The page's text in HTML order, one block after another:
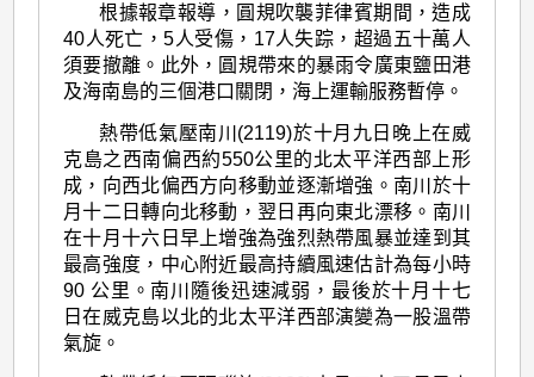
根據報章報導，圓規吹襲菲律賓期間，造成
40人死亡，5人受傷，17人失踪，超過五十萬人
須要撤離。此外，圓規帶來的暴雨令廣東鹽田港
及海南島的三個港口關閉，海上運輸服務暫停。
熱帶低氣壓南川(2119)於十月九日晚上在威
克島之西南偏西約550公里的北太平洋西部上形
成，向西北偏西方向移動並逐漸增強。南川於十
月十二日轉向北移動，翌日再向東北漂移。南川
在十月十六日早上增強為強烈熱帶風暴並達到其
最高強度，中心附近最高持續風速估計為每小時
90 公里。南川隨後迅速減弱，最後於十月十七
日在威克島以北的北太平洋西部演變為一股溫帶
氣旋。